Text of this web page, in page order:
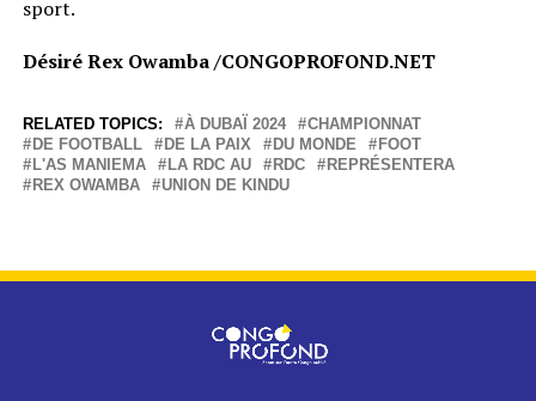
sport.
Désiré Rex Owamba /CONGOPROFOND.NET
RELATED TOPICS: À DUBAÏ 2024
CHAMPIONNAT
DE FOOTBALL
DE LA PAIX DU MONDE
FOOT
L'AS MANIEMA
LA RDC AU RDC
REPRÉSENTERA
REX OWAMBA
UNION DE KINDU